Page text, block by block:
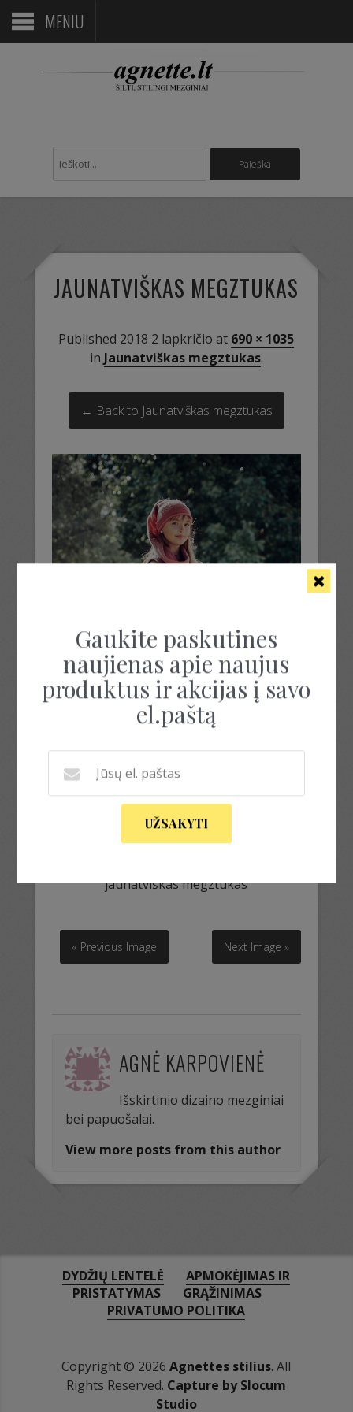
MENIU
JAUNATVIŠKAS MEGZTUKAS
Published 2018 2 lapkričio at 690 × 1035
in Jaunatviškas megztukas.
← Back to Jaunatviškas megztukas
jaunatviškas megztukas
« Previous Image Next Image »
AGNĖ KARPOVIENĖ
Išskirtinio dizaino mezginiai
bei papuošalai.
View more posts from this author
DYDŽIŲ LENTELĖ
APMOKĖJIMAS IR
PRISTATYMAS
GRĄŽINIMAS
PRIVATUMO POLITIKA
Copyright © 2026Agnettes stilius. All
Rights Reserved. Capture by Slocum
Studio
Gaukite paskutines
naujienas apie naujus
produktus ir akcijas į savo
el.paštą
UŽSAKYTI